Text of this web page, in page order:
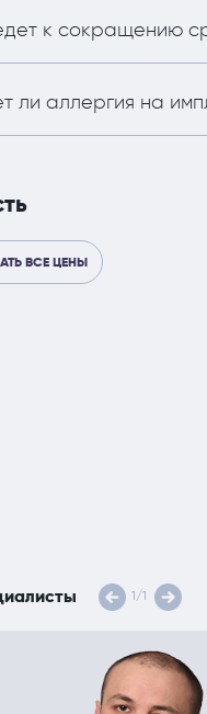
к сокращению
ли аллергия на
ВСЕ ЦЕНЫ
1 /1